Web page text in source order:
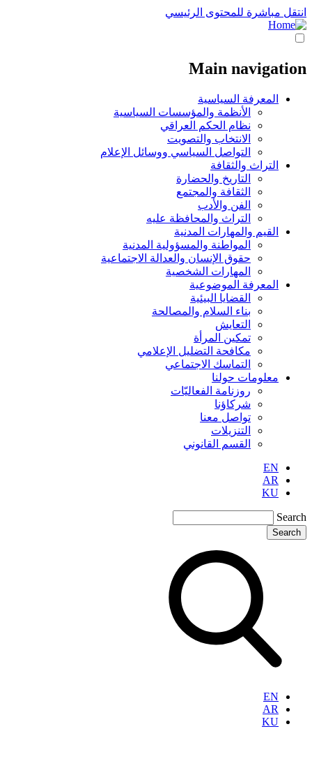
انتقل مباشرة للمحتوى الرئيسي
Main navigation
المعرفة السياسية
الأنظمة والمؤسسات السياسية
نظام الحكم العراقي
الانتخاب والتصويت
التواصل السياسي ووسائل الإعلام
التراث والثقافة
التاريخ والحضارة
الثقافة والمجتمع
الفن والأدب
التراث والمحافظة عليه
القيم والمهارات المدنية
المواطنة والمسؤولية المدنية
حقوق الإنسان والعدالة الاجتماعية
المهارات الشخصية
المعرفة الموضوعية
القضايا البيئية
بناء السلام والمصالحة
التعايش
تمكين المرأة
مكافحة التضليل الإعلامي
التماسك الاجتماعي
معلومات حولنا
روزنامة الفعاليّات
شركاؤنا
تواصل معنا
التنزيلات
القسم القانوني
EN
AR
KU
Search
EN
AR
KU